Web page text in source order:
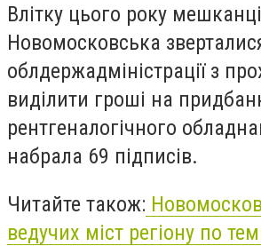
Влітку цього року мешканці
Новомосковська
облдержадміністрації з
виділити гроші на
рентгеналогічного
набрала 69 підписів.
Читайте також:
ведучих міст регіону по